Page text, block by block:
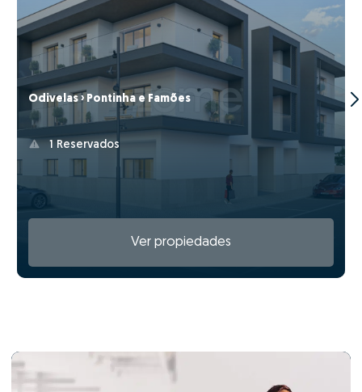
Odivelas › Pontinha e Famões
1 Reservados
Ver propiedades